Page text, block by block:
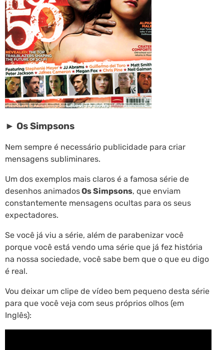
► Os Simpsons
Nem sempre é necessário publicidade para criar
mensagens subliminares.
Um dos exemplos mais claros é a famosa série de
desenhos animadosOs Simpsons, que enviam
constantemente mensagens ocultas para os seus
expectadores.
Se você já viu a série, além de parabenizar você
porque você está vendo uma série que já fez história
na nossa sociedade, você sabe bem que o que eu digo
é real.
Vou deixar um clipe de vídeo bem pequeno desta série
para que você veja com seus próprios olhos (em
Inglês):